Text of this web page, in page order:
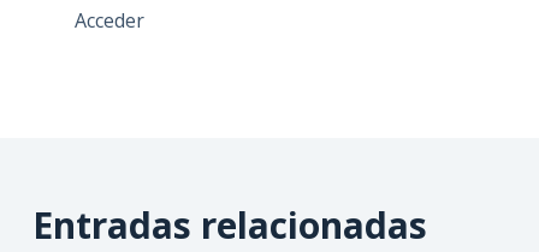
Acceder
Entradas relacionadas